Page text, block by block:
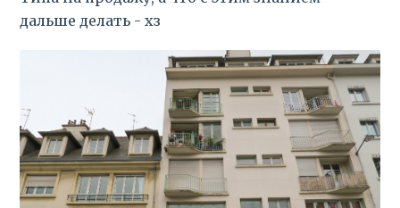
дальше делать - хз